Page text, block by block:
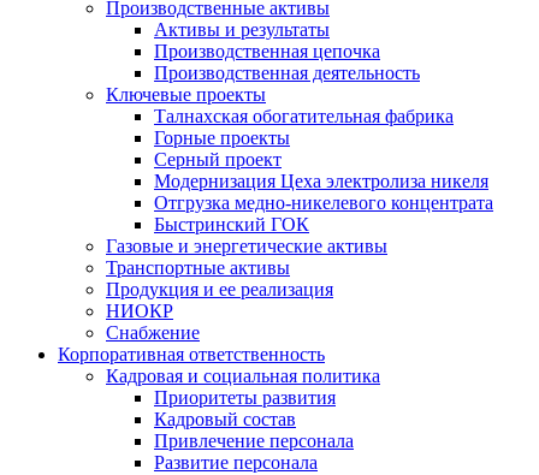
Производственные активы
Активы и результаты
Производственная цепочка
Производственная деятельность
Ключевые проекты
Талнахская обогатительная фабрика
Горные проекты
Серный проект
Модернизация Цеха электролиза никеля
Отгрузка медно-никелевого концентрата
Быстринский ГОК
Газовые и энергетические активы
Транспортные активы
Продукция и ее реализация
НИОКР
Снабжение
Корпоративная ответственность
Кадровая и социальная политика
Приоритеты развития
Кадровый состав
Привлечение персонала
Развитие персонала